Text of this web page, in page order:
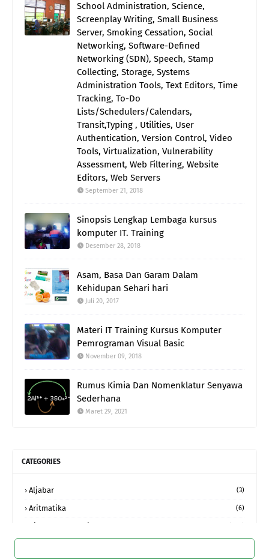
School Administration, Science,
Screenplay Writing, Small Business
Server, Smoking Cessation, Social
Networking, Software-Defined
Networking (SDN), Speech, Stamp
Collecting, Storage, Systems
Administration Tools, Text Editors, Time
Tracking, To-Do
Lists/Schedulers/Calendars,
Transit,Typing , Utilities, User
Authentication, Version Control, Video
Tools, Virtualization, Vulnerability
Assessment, Web Filtering, Website
Editors, Web Servers
September 21, 2018
Sinopsis Lengkap Lembaga kursus
komputer IT. Training
Desember 28, 2018
Asam, Basa Dan Garam Dalam
Kehidupan Sehari hari
Juli 20, 2017
Materi IT Training Kursus Komputer
Pemrograman Visual Basic
November 09, 2018
Rumus Kimia Dan Nomenklatur Senyawa
Sederhana
Maret 29, 2021
CATEGORIES
Aljabar (3)
Aritmatika (6)